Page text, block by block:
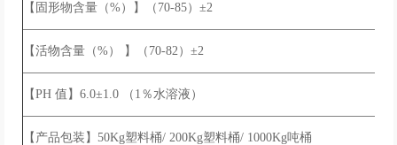
【固形物含量（%）】（70-85）±2
【活物含量（%） 】（70-82）±2
【PH 值】6.0±1.0 （1％水溶液）
【产品包装】50Kg塑料桶/ 200Kg塑料桶/ 1000Kg吨桶